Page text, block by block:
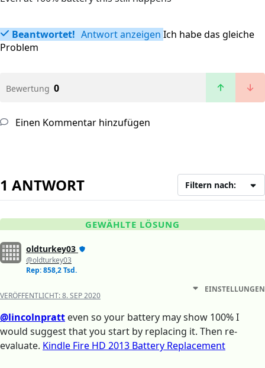
Beantwortet! Antwort anzeigen Ich habe das gleiche
Problem
Bewertung 0
Einen Kommentar hinzufügen
1 ANTWORT Filtern nach:
GEWÄHLTE LÖSUNG
oldturkey03
@oldturkey03
Rep: 858,2 Tsd.
VERÖFFENTLICHT:8. SEP 2020
EINSTELLUNGEN
@lincolnpratt even so your battery may show 100% I
would suggest that you start by replacing it. Then re-
evaluate. Kindle Fire HD 2013 Battery Replacement